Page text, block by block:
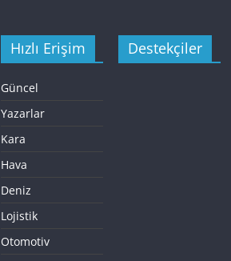
Hızlı Erişim
Güncel
Yazarlar
Kara
Hava
Deniz
Lojistik
Otomotiv
Destekçiler